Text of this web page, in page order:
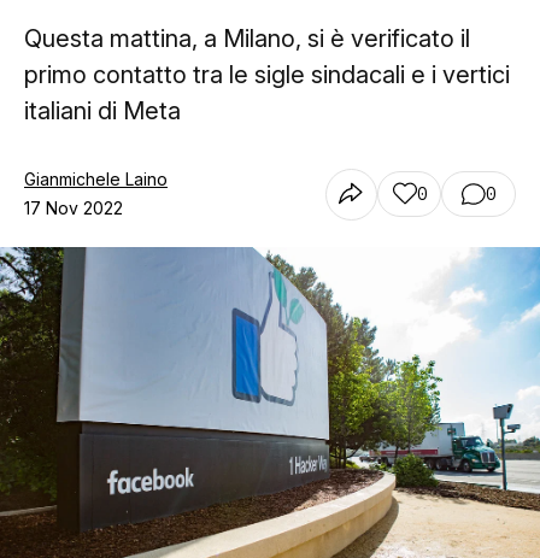
Contatti
Questa mattina, a Milano, si è verificato il
primo contatto tra le sigle sindacali e i vertici
italiani di Meta
Gianmichele Laino
17 Nov 2022
0 0